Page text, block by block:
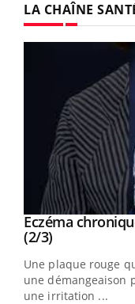
LA CHAÎNE
Youtube
Eczéma
(2/3)Youtube
Une plaque rouge
une démangeaison
une irritation ...